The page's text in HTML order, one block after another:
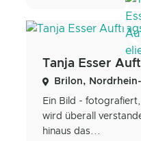
Tanja Esser
Brilon,
Ein Bild -
wird überall
hinaus das...